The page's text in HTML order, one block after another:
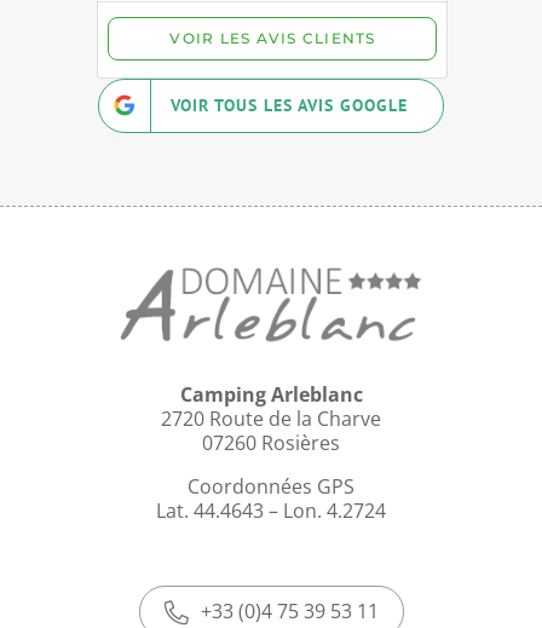
VOIR TOUS LES AVIS GOOGLE
Camping Arleblanc
2720 Route de la Charve
07260 Rosières
Coordonnées GPS
Lat. 44.4643 – Lon. 4.2724
+33 (0)4 75 39 53 11